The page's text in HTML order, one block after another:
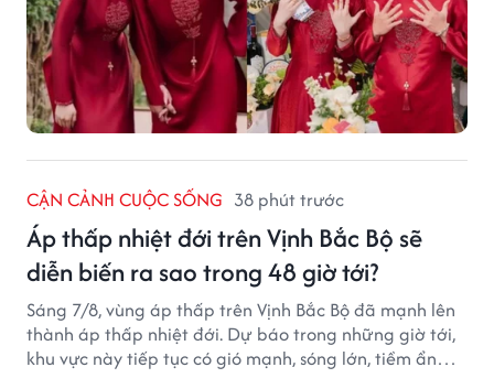
CẬN CẢNH CUỘC SỐNG 38 phút trước
Áp thấp nhiệt đới trên Vịnh Bắc Bộ sẽ
diễn biến ra sao trong 48 giờ tới?
Sáng 7/8, vùng áp thấp trên Vịnh Bắc Bộ đã mạnh lên
thành áp thấp nhiệt đới. Dự báo trong những giờ tới,
khu vực này tiếp tục có gió mạnh, sóng lớn, tiềm ẩn